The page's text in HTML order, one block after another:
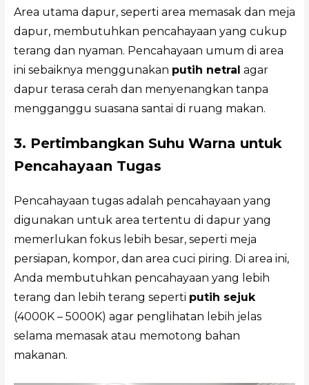
Area utama dapur, seperti area memasak dan meja
dapur, membutuhkan pencahayaan yang cukup
terang dan nyaman. Pencahayaan umum di area
ini sebaiknya menggunakan putih netral agar
dapur terasa cerah dan menyenangkan tanpa
mengganggu suasana santai di ruang makan.
3. Pertimbangkan Suhu Warna untuk
Pencahayaan Tugas
Pencahayaan tugas adalah pencahayaan yang
digunakan untuk area tertentu di dapur yang
memerlukan fokus lebih besar, seperti meja
persiapan, kompor, dan area cuci piring. Di area ini,
Anda membutuhkan pencahayaan yang lebih
terang dan lebih terang seperti putih sejuk
(4000K – 5000K) agar penglihatan lebih jelas
selama memasak atau memotong bahan
makanan.